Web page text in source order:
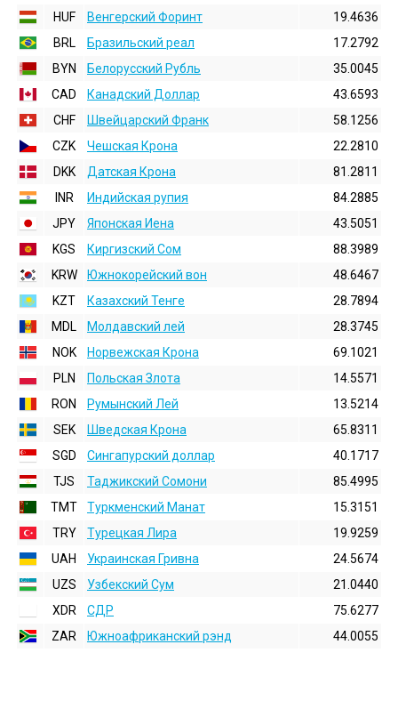
HUF
Венгерский Форинт
19.4636
BRL
Бразильский реал
17.2792
BYN
Белорусский Рубль
35.0045
CAD
Канадский Доллар
43.6593
CHF
Швейцарский Франк
58.1256
CZK
Чешская Крона
22.2810
DKK
Датская Крона
81.2811
INR
Индийская pупия
84.2885
JPY
Японская Иена
43.5051
KGS
Киргизский Сом
88.3989
KRW
Южнокорейский вон
48.6467
KZT
Казахский Тенге
28.7894
MDL
Молдавский лей
28.3745
NOK
Норвежская Крона
69.1021
PLN
Польская Злота
14.5571
RON
Румынский Лей
13.5214
SEK
Шведская Крона
65.8311
SGD
Сингапурский доллар
40.1717
TJS
Таджикский Сомони
85.4995
TMT
Туркменский Манат
15.3151
TRY
Турецкая Лира
19.9259
UAH
Украинская Гривна
24.5674
UZS
Узбекский Сум
21.0440
XDR
СДР
75.6277
ZAR
Южноафриканский рэнд 44.0055